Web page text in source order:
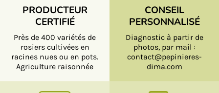
PRODUCTEUR
CERTIFIÉ
Près de 400 variétés de
rosiers cultivées en
racines nues ou en pots.
Agriculture raisonnée
CONSEIL
PERSONNALISÉ
Diagnostic à partir de
photos, par mail :
contact@pepinieres-
dima.com